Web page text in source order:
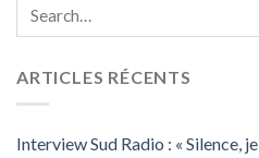
ARTICLES RÉCENTS
Interview Sud Radio : « Silence,